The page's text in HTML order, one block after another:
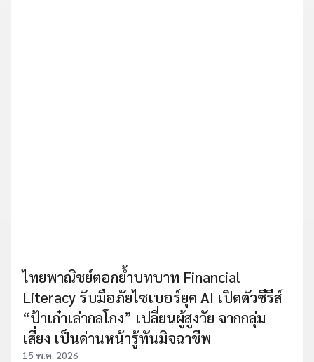
ไทยพาณิชย์ตอกย้ำบทบาท Financial
Literacy รับมือภัยไซเบอร์ยุค AI เปิดตัวซีรีส์
“ป้าเก๋าเล่ากลโกง” เปลี่ยนผู้สูงวัย จากกลุ่ม
เสี่ยง เป็นด่านหน้ารู้ทันมิจฉาชีพ
15 พ.ค. 2026